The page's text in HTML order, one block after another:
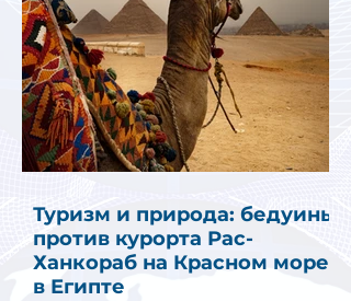
Туризм и природа: бедуины
против курорта Рас-
Ханкораб на Красном море
в Египте